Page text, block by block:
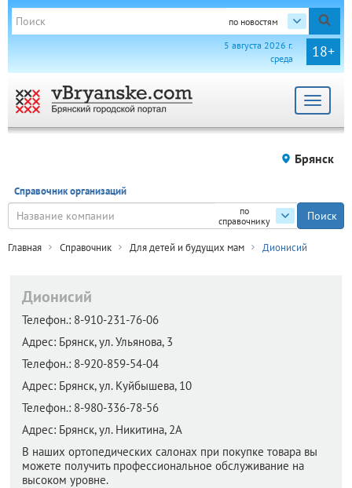
по новостям
18+
5 августа 2026 г.
среда
Toggle
Брянск
Справочник организаций
по
справочнику
Главная Справочник Для детей и будущих мам Дионисий
Дионисий
Телефон.: 8-910-231-76-06
Адрес: Брянск,ул. Ульянова, 3
Телефон.: 8-920-859-54-04
Адрес: Брянск,ул. Куйбышева, 10
Телефон.: 8-980-336-78-56
Адрес: Брянск,ул. Никитина, 2А
В наших ортопедических салонах при покупке товара вы
можете получить профессиональное обслуживание на
высоком уровне.